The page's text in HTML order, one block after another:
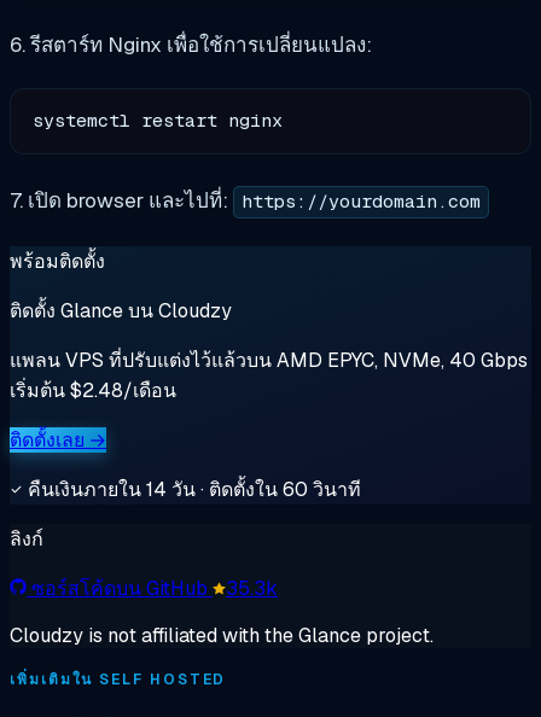
6. รีสตาร์ท Nginx เพื่อใช้การเปลี่ยนแปลง:
7. เปิด browser และไปที่: https://yourdomain.com
พร้อมติดตั้ง
ติดตั้ง Glance บน Cloudzy
แพลน VPS ที่ปรับแต่งไว้แล้วบน AMD EPYC, NVMe, 40 Gbps
เริ่มต้น $2.48/เดือน
ติดตั้งเลย →
คืนเงินภายใน 14 วัน · ติดตั้งใน 60 วินาที
ลิงก์
ซอร์สโค้ดบน GitHub
35.3k
Cloudzy is not affiliated with the Glance project.
เพิ่มเติมใน SELF HOSTED